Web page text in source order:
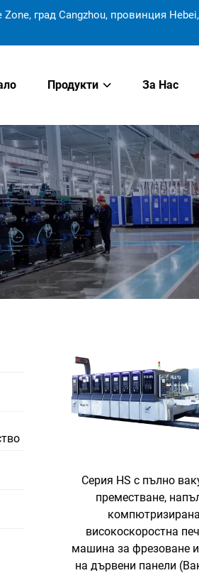
град Cangzhou, провинция
Продукти За Нас
Серия HS с пълно
преместване,
високоскоростна
машина за фрезоване
на дървени панели